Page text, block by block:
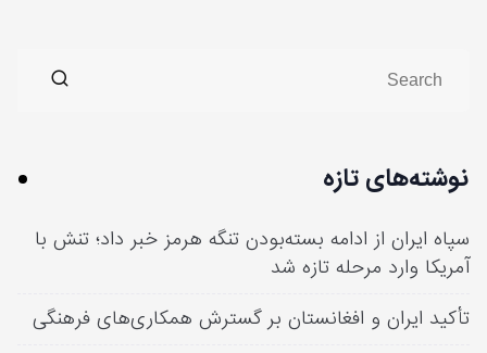
نوشته‌های تازه
سپاه ایران از ادامه بسته‌بودن تنگه هرمز خبر داد؛ تنش با
آمریکا وارد مرحله تازه شد
تأکید ایران و افغانستان بر گسترش همکاری‌های فرهنگی